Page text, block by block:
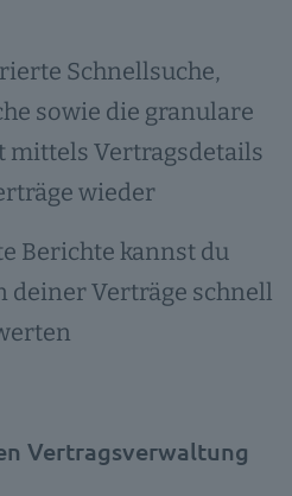
Schnellsuche,
sowie die granulare
mittels Vertragsdetails
wieder
Berichte kannst du
deiner Verträge schnell
Vertragsverwaltung